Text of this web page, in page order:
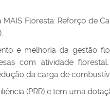
Floresta: Reforço de
e melhoria da gestão
com atividade
da carga de
(PRR) e tem uma